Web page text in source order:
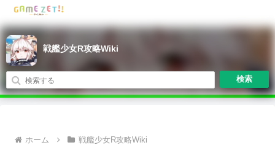
戦艦少女R攻略Wiki
検索
ホーム 戦艦少女R攻略Wiki